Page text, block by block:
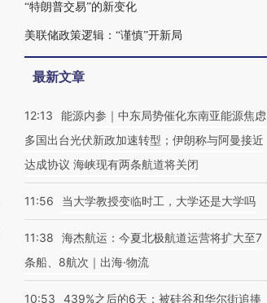
“特朗普交易”的新变化
美联储政策逻辑：“谨慎”开新局
最新文章
12:13
能源内参｜中东局势催化东南亚能源焦虑
多国出台光伏新政加速转型；伊朗称与阿曼接近
达成协议 海峡现有两条航道将关闭
11:56 当大学教授变临时工，大学还是大学吗
11:38
海杰航运：今夏北极航道运营将扩大至7
条船、8航次｜出海·物流
10:53
439%之后的6天：被硅谷和华尔街追捧